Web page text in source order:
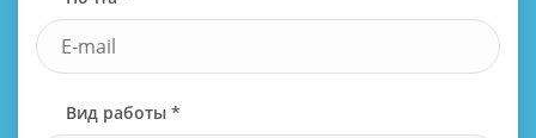
Вид работы *